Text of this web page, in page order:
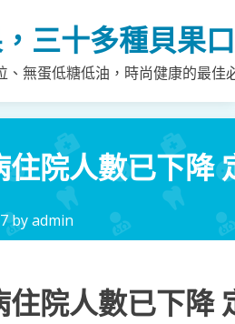
三十多種貝果
、無蛋低糖低油，時尚健康的最
住院人數已下降
byadmin
住院人數已下降